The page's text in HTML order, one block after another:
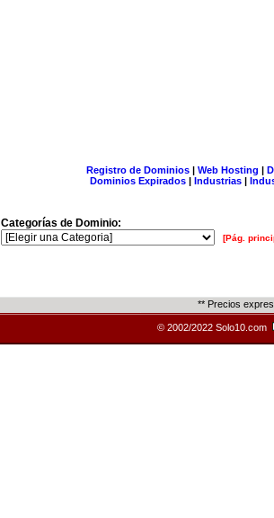
Registro de Dominios| Web Hosting |
Dominios Expirados | Industrias |
Categorías de Dominio:
[Pág.
** Precios
© 2002/2022 Solo10.com